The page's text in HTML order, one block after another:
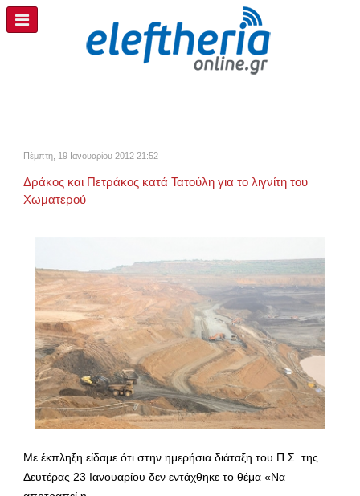
Πέμπτη, 19 Ιανουαρίου 2012 21:52
Δράκος και Πετράκος κατά Τατούλη για το λιγνίτη του
Χωματερού
Με έκπληξη είδαμε ότι στην ημερήσια διάταξη του Π.Σ. της
Δευτέρας 23 Ιανουαρίου δεν εντάχθηκε το θέμα «Να